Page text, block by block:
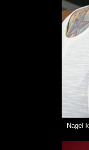
Nagel